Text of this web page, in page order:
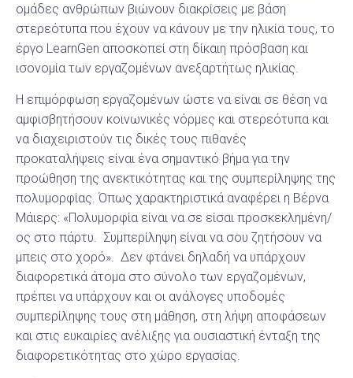
ομάδες ανθρώπων βιώνουν διακρίσεις με βάση
στερεότυπα που έχουν να κάνουν με την ηλικία τους, το
έργο LearnGen αποσκοπεί στη δίκαιη πρόσβαση και
ισονομία των εργαζομένων ανεξαρτήτως ηλικίας.
Η επιμόρφωση εργαζομένων ώστε να είναι σε θέση να
αμφισβητήσουν κοινωνικές νόρμες και στερεότυπα και
να διαχειριστούν τις δικές τους πιθανές
προκαταλήψεις είναι ένα σημαντικό βήμα για την
προώθηση της ανεκτικότητας και της συμπερίληψης της
πολυμορφίας. Όπως χαρακτηριστικά αναφέρει η Βέρνα
Μάιερς: «Πολυμορφία είναι να σε είσαι προσκεκλημένη/
ος στο πάρτυ. Συμπερίληψη είναι να σου ζητήσουν να
μπεις στο χορό». Δεν φτάνει δηλαδή να υπάρχουν
διαφορετικά άτομα στο σύνολο των εργαζομένων,
πρέπει να υπάρχουν και οι ανάλογες υποδομές
συμπερίληψης τους στη μάθηση, στη λήψη αποφάσεων
και στις ευκαιρίες ανέλιξης για ουσιαστική ένταξη της
διαφορετικότητας στο χώρο εργασίας.